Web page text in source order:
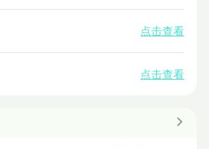
点击查看
点击查看